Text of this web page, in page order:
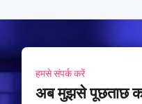
हमसे संपर्क करें
अब मुझसे पूछताछ